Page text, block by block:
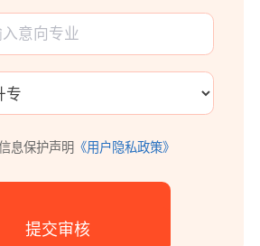
息保护声明 《用户隐私政策》